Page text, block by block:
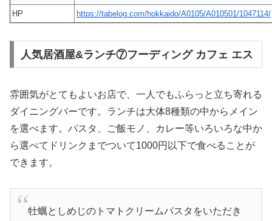
HP
https://tabelog.com/hokkaido/A0105/A010501/1047114/
人気居酒屋&ランチ⑦フーディング カフェ エス
雰囲気がとてもよいお店で、一人でもふらっと立ち寄れる
ダイニングバーです。ランチは大体8種類の中からメイン
を選べます。パスタ、ご飯モノ、カレー等いろいろな中か
ら選べてドリンクまでついて1000円以下で食べることが
できます。
牡蠣としめじのトマトクリームパスタをいただき